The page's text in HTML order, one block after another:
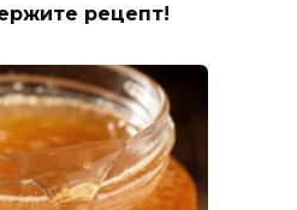
рецепт!